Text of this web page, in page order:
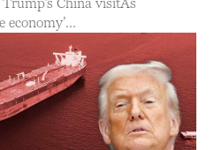
economy’...